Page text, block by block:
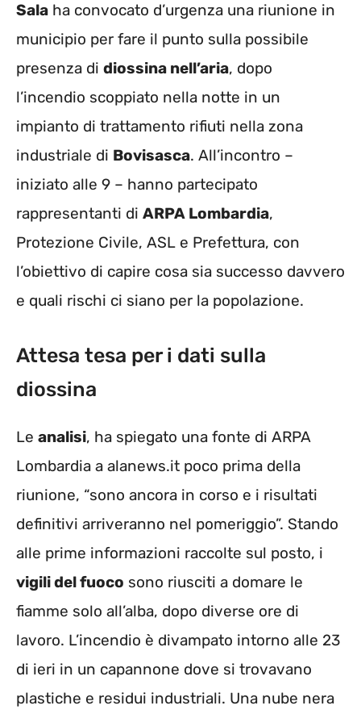
Sala ha convocato d’urgenza una riunione in
municipio per fare il punto sulla possibile
presenza di diossina nell’aria, dopo
l’incendio scoppiato nella notte in un
impianto di trattamento rifiuti nella zona
industriale di Bovisasca. All’incontro –
iniziato alle 9 – hanno partecipato
rappresentanti di ARPA Lombardia,
Protezione Civile, ASL e Prefettura, con
l’obiettivo di capire cosa sia successo davvero
e quali rischi ci siano per la popolazione.
Attesa tesa per i dati sulla
diossina
Le analisi, ha spiegato una fonte di ARPA
Lombardia a alanews.it poco prima della
riunione, “sono ancora in corso e i risultati
definitivi arriveranno nel pomeriggio”. Stando
alle prime informazioni raccolte sul posto, i
vigili del fuoco sono riusciti a domare le
fiamme solo all’alba, dopo diverse ore di
lavoro. L’incendio è divampato intorno alle 23
di ieri in un capannone dove si trovavano
plastiche e residui industriali. Una nube nera